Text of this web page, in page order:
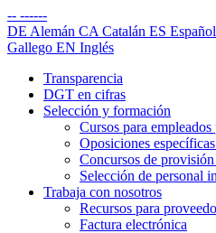
-- ------
DE Alemán CA Catalán ES Español
Gallego EN Inglés
Transparencia
DGT en cifras
Selección y formación
Cursos para
Oposiciones
Concursos de provisión
Selección de personal
Trabaja con nosotros
Recursos para
Factura electrónica